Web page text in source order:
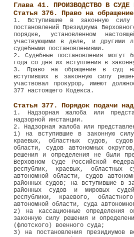
Глава 41. ПРОИЗВОДСТВО В СУДЕ
Статья 376. Право на
1. Вступившие в законную силу
постановлений Президиума
порядке, установленном
участвующими в деле, и другими
судебными постановлениями.
2. Судебные постановления могут
года со дня их вступления в
3. Право на обращение в суд
вступивших в законную силу
участвовал прокурор, имеют
377 настоящего Кодекса.
Статья 377. Порядок подачи
1. Надзорная жалоба или
надзорной инстанции.
2. Надзорная жалоба или
1) на вступившие в законную
краевых, областных судов,
области, судов автономных
решения и определения не были
Верховном Суде Российской
республик, краевых, областных
автономной области, судов
районных судов; на вступившие в
районных судов и мировых
республики, краевого,
автономной области, суда
2) на кассационные определения
законную силу решения и
(флотского) военного суда;
3) на постановления президиумов